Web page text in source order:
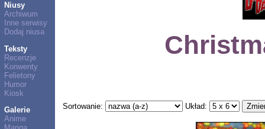
Niusy
Archiwum
Inne serwisy
Dodaj niusa
Teksty
Recenzje
Konwenty
Felietony
Humor
Kiosk
Galerie
Anime
Sortowanie: Układ: